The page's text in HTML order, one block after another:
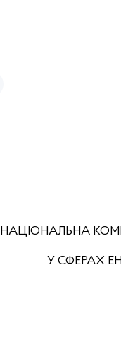
НАЦІОНАЛЬНА
У СФЕРАХ